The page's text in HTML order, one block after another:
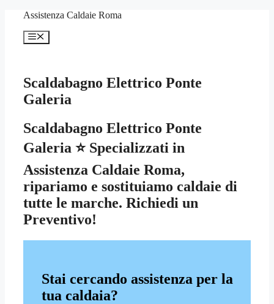
contenuto
Assistenza Caldaie Roma
Scaldabagno Elettrico Ponte
Galeria
Scaldabagno Elettrico Ponte
Galeria ⭐ Specializzati in
Assistenza Caldaie Roma,
ripariamo e sostituiamo caldaie di
tutte le marche. Richiedi un
Preventivo!
Stai cercando assistenza per la
tua caldaia?